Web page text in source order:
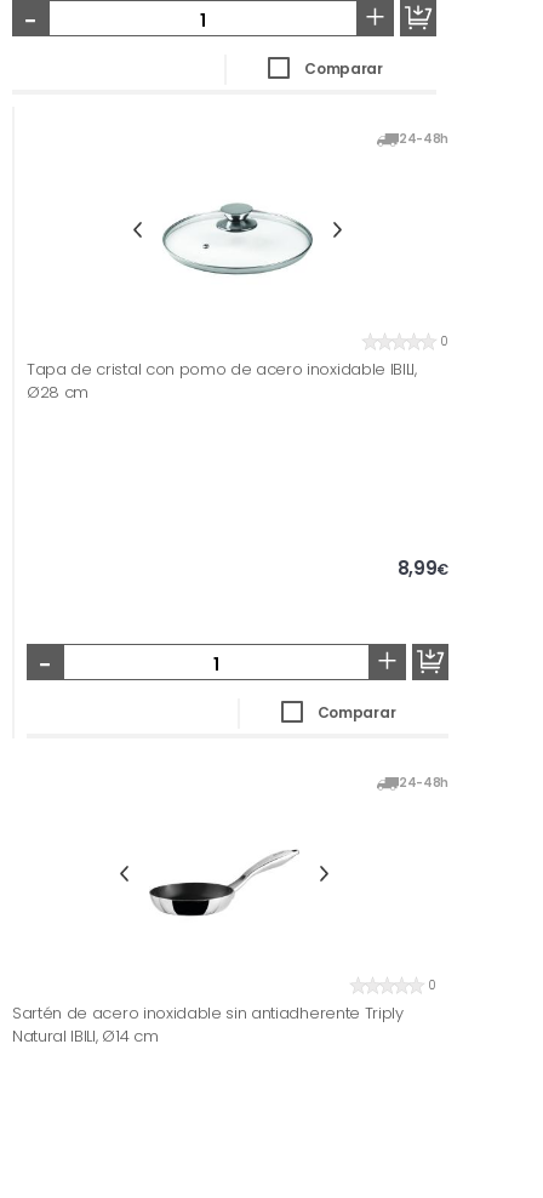
- +
Comparar
24-48h
0
Tapa de cristal con pomo de acero inoxidable IBILI,
Ø28 cm
8,99€
- +
Comparar
24-48h
0
Sartén de acero inoxidable sin antiadherente Triply
Natural IBILI, Ø14 cm